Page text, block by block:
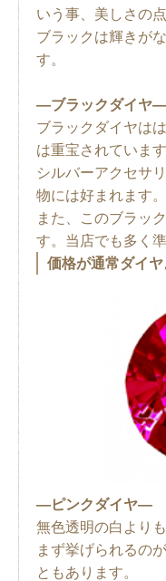
いう事、美しさの
ブラックは輝きが
す。
―ブラックダイヤ―
ブラックダイヤは
は重宝されています
シルバーアクセサ
物には好まれます。
また、このブラッ
す。当店でも多く
価格が通常ダイ
―ピンクダイヤ―
無色透明の白より
まず挙げられるの
ともあります。